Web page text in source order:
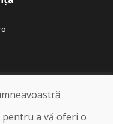
a vă oferi o